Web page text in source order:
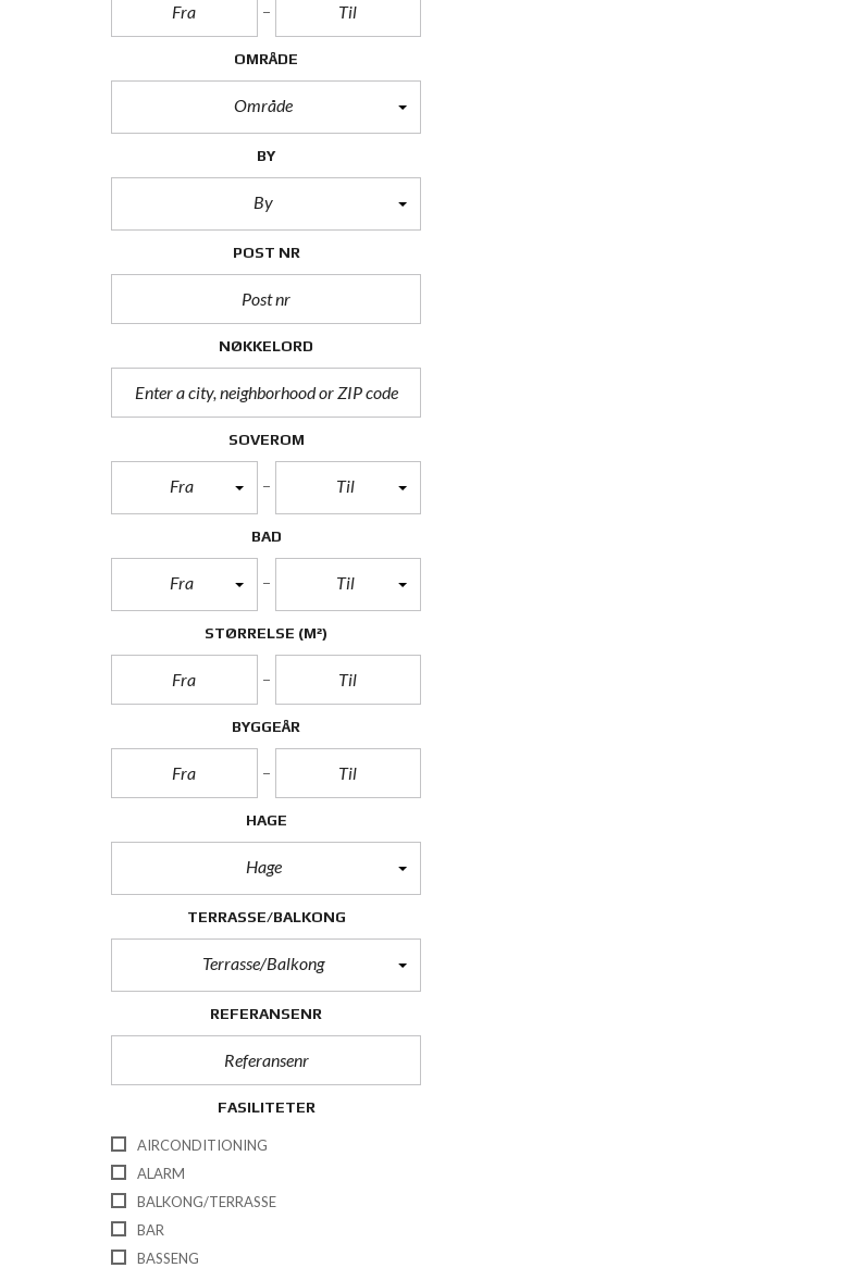
OMRÅDE
Område
BY
By
POST NR
NØKKELORD
SOVEROM
Fra Til
BAD
Fra Til
STØRRELSE (M²)
BYGGEÅR
HAGE
Hage
TERRASSE/BALKONG
Terrasse/Balkong
REFERANSENR
FASILITETER
AIRCONDITIONING
ALARM
BALKONG/TERRASSE
BAR
BASSENG